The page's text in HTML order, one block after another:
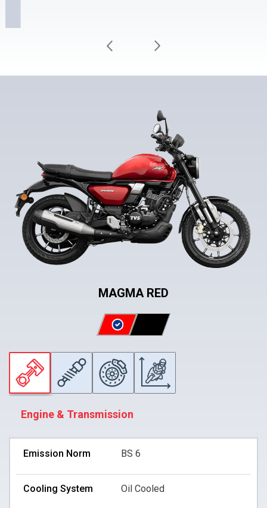
MAGMA RED
Engine & Transmission
Emission Norm BS 6
Cooling System Oil Cooled